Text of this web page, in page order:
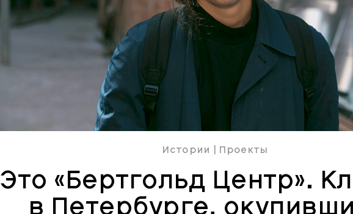
Истории Проекты
Это «Бертгольд Центр».
в Петербурге,